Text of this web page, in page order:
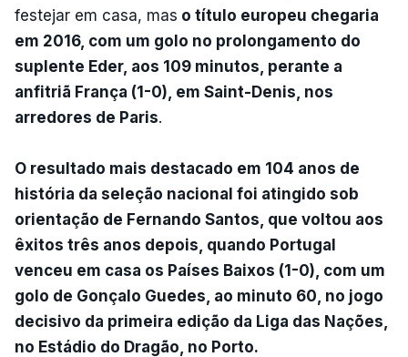
festejar em casa, mas o título europeu chegaria
em 2016, com um golo no prolongamento do
suplente Eder, aos 109 minutos, perante a
anfitriã França (1-0), em Saint-Denis, nos
arredores de Paris.
O resultado mais destacado em 104 anos de
história da seleção nacional foi atingido sob
orientação de Fernando Santos, que voltou aos
êxitos três anos depois, quando Portugal
venceu em casa os Países Baixos (1-0), com um
golo de Gonçalo Guedes, ao minuto 60, no jogo
decisivo da primeira edição da Liga das Nações,
no Estádio do Dragão, no Porto.